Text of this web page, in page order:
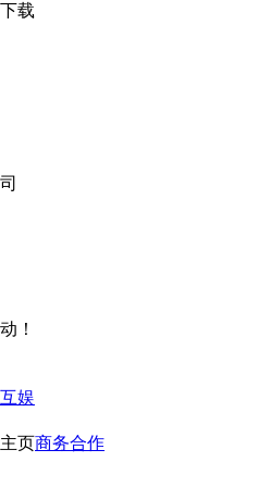
载
！
娱
页商务合作